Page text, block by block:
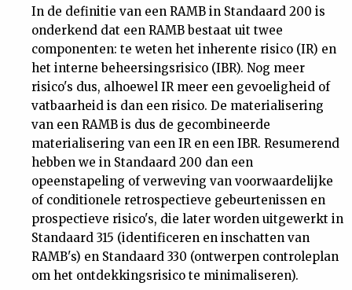
In de definitie van een RAMB in Standaard 200 is
onderkend dat een RAMB bestaat uit twee
componenten: te weten het inherente risico (IR) en
het interne beheersingsrisico (IBR). Nog meer
risico's dus, alhoewel IR meer een gevoeligheid of
vatbaarheid is dan een risico. De materialisering
van een RAMB is dus de gecombineerde
materialisering van een IR en een IBR. Resumerend
hebben we in Standaard 200 dan een
opeenstapeling of verweving van voorwaardelijke
of conditionele retrospectieve gebeurtenissen en
prospectieve risico's, die later worden uitgewerkt in
Standaard 315 (identificeren en inschatten van
RAMB's) en Standaard 330 (ontwerpen controleplan
om het ontdekkingsrisico te minimaliseren).